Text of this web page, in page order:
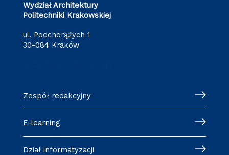
Wydział Architektury
Politechniki Krakowskiej
ul. Podchorążych 1
30-084 Kraków
Zespół redakcyjny
E-learning
Dział informatyzacji